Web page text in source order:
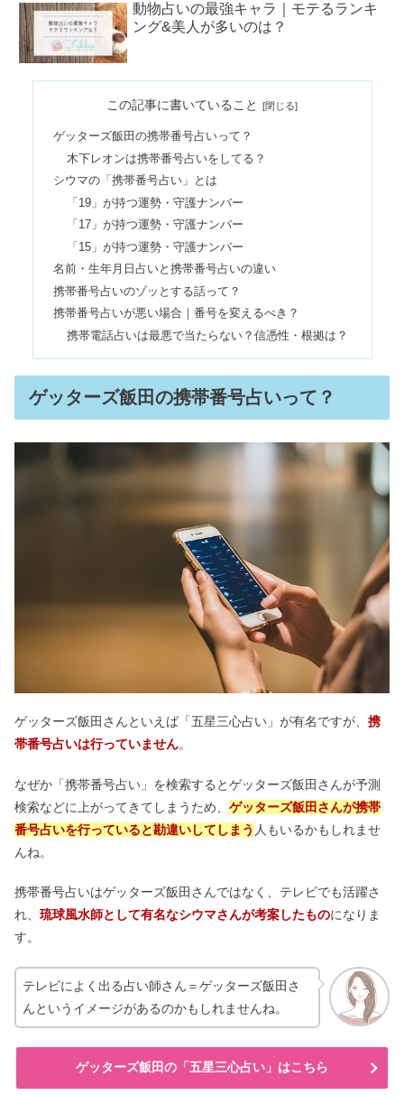
動物占いの最強キャラ｜モテるランキ
ング&美人が多いのは？
ルな内容&引いた人の確率
古いお守りを持ち続けると？一年以上
&返納は違う神社でOK？
【木星人マイナス】女性の性格＆大殺
界の過ごし方｜2023の月運
盛り塩は危ない&やめたほうがいい？
作り方や効果がすごい体験談
い＆相性｜変わり者なの？
姓名判断ならゲッターズ飯田！最強の
画数&結婚後は？名付けのコツ7選
ツインレイ男性の特徴｜容姿・雰囲
気・シンボルは？クズ男なの？
ツインレイ男性が動くとき｜会いに来
2024の年表｜霊合星人は？
【天王星人マイナス】性格＆大殺界の
この記事に書いていること
ゲッターズ飯田の携帯番号占いって？
木下レオンは携帯番号占いをしてる？
シウマの「携帯番号占い」とは
「19」が持つ運勢・守護ナンバー
「17」が持つ運勢・守護ナンバー
「15」が持つ運勢・守護ナンバー
名前・生年月日占いと携帯番号占いの違い
携帯番号占いのゾッとする話って？
携帯番号占いが悪い場合｜番号を変えるべき？
携帯電話占いは最悪で当たらない？信憑性・根拠は？
ゲッターズ飯田の携帯番号占いって？
ゲッターズ飯田さんといえば「五星三心占い」が有名ですが、 携
帯番号占いは行っていません。
なぜか「携帯番号占い」を検索するとゲッターズ飯田さんが予測
検索などに上がってきてしまうため、 ゲッターズ飯田さんが携帯
番号占いを行っていると勘違いしてしまう 人もいるかもしれませ
んね。
携帯番号占いはゲッターズ飯田さんではなく、テレビでも活躍さ
れ、 琉球風水師として有名なシウマさんが考案したものになりま
す。
テレビによく出る占い師さん＝ゲッターズ飯田さ
んというイメージがあるのかもしれませんね。
ゲッターズ飯田の「五星三心占い」はこちら